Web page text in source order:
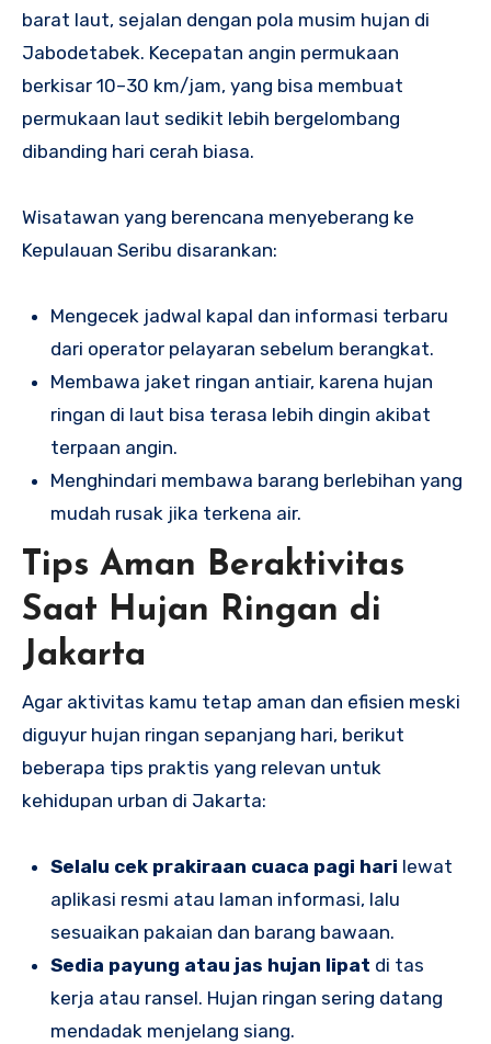
barat laut, sejalan dengan pola musim hujan di
Jabodetabek. Kecepatan angin permukaan
berkisar 10–30 km/jam, yang bisa membuat
permukaan laut sedikit lebih bergelombang
dibanding hari cerah biasa.
Wisatawan yang berencana menyeberang ke
Kepulauan Seribu disarankan:
Mengecek jadwal kapal dan informasi terbaru
dari operator pelayaran sebelum berangkat.
Membawa jaket ringan antiair, karena hujan
ringan di laut bisa terasa lebih dingin akibat
terpaan angin.
Menghindari membawa barang berlebihan yang
mudah rusak jika terkena air.
Tips Aman Beraktivitas
Saat Hujan Ringan di
Jakarta
Agar aktivitas kamu tetap aman dan efisien meski
diguyur hujan ringan sepanjang hari, berikut
beberapa tips praktis yang relevan untuk
kehidupan urban di Jakarta:
Selalu cek prakiraan cuaca pagi hari lewat
aplikasi resmi atau laman informasi, lalu
sesuaikan pakaian dan barang bawaan.
Sedia payung atau jas hujan lipat di tas
kerja atau ransel. Hujan ringan sering datang
mendadak menjelang siang.